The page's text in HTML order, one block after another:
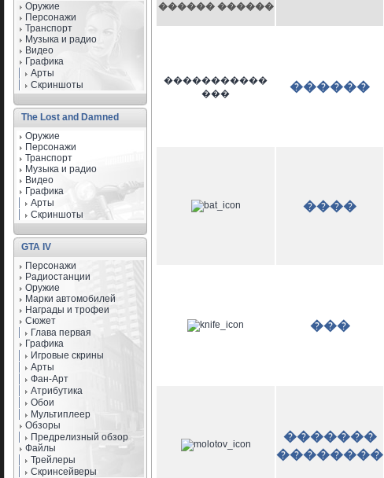
Оружие
Персонажи
Транспорт
Музыка и радио
Видео
Графика
Арты
Скриншоты
The Lost and Damned
Оружие
Персонажи
Транспорт
Музыка и радио
Видео
Графика
Арты
Скриншоты
GTA IV
Персонажи
Радиостанции
Оружие
Марки автомобилей
Награды и трофеи
Сюжет
Глава первая
Графика
Игровые скрины
Арты
Фан-Арт
Атрибутика
Обои
Мультиплеер
Обзоры
Предрелизный обзор
Файлы
Трейлеры
Скринсейверы
������ ������
�����������
���
������
����
���
�������
��������